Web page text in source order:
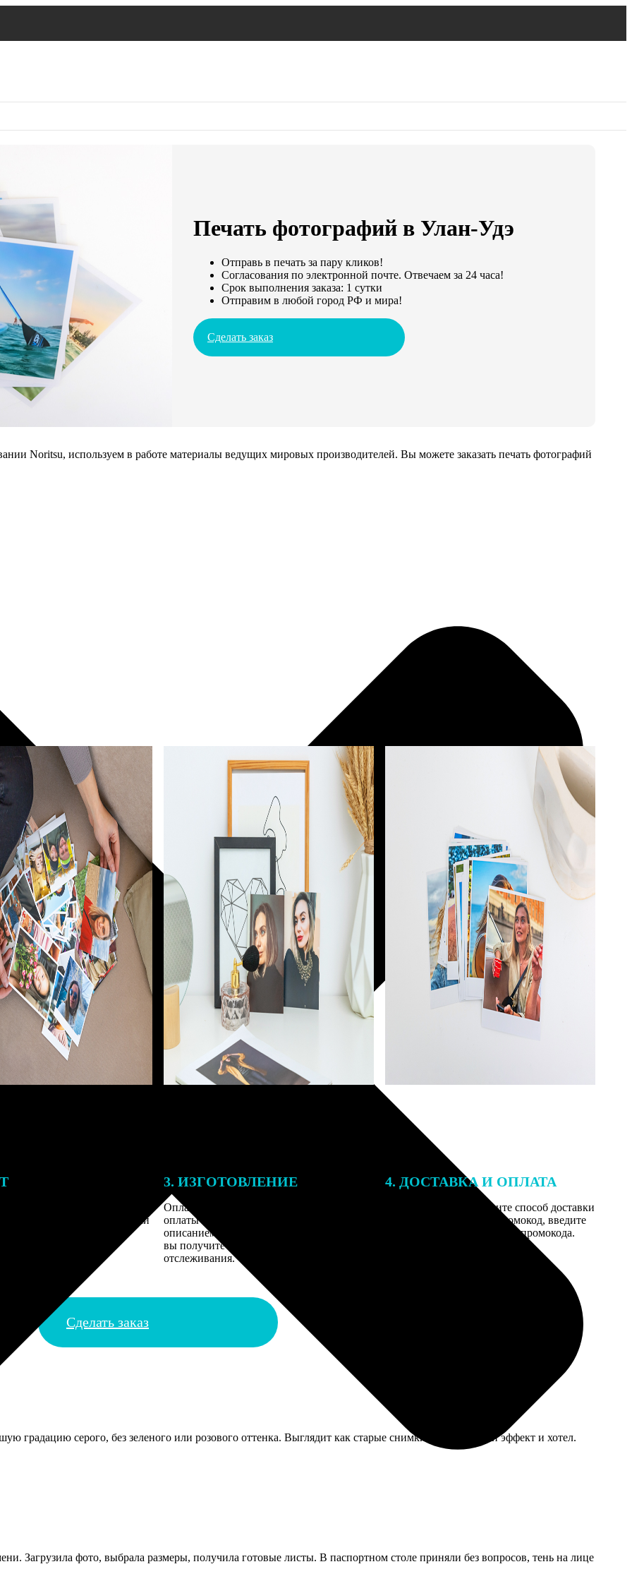
Печать фотографий в Улан-Удэ
Отправь в печать за пару кликов!
Согласования по электронной почте. Отвечаем за 24 часа!
Срок выполнения заказа: 1 сутки
Отправим в любой город РФ и мира!
Сделать заказ
Noritsu, используем в работе материалы ведущих мировых производителей. Вы можете заказать печать фотографий
могут связаться с Вами
3. ИЗГОТОВЛЕНИЕ
Оплатите заказ банковской картой. После
оплаты получите подтверждение на email с
описанием заказа. Когда отправим заказ,
вы получите письмо с трек-номером для
отслеживания.
4. ДОСТАВКА И ОПЛАТА
Введите адрес и выберите способ доставки
заказа. Если у вас есть промокод, введите
его в специальное поле для промокода.
Сделать заказ
градацию серого, без зеленого или розового оттенка. Выглядит как старые снимки, именно такой эффект и хотел.
Загрузила фото, выбрала размеры, получила готовые листы. В паспортном столе приняли без вопросов, тень на лице